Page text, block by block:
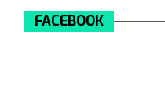
FACEBOOK